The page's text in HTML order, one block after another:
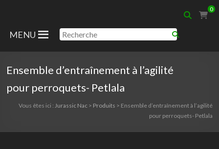
Nac
0
MENU
Ensemble d’entraînement à l’agilité
pour perroquets- Petlala
Vous êtes ici : Jurassic Nac> Produits > Ensemble d’entraînement à l’agilité
pour perroquets- Petlala